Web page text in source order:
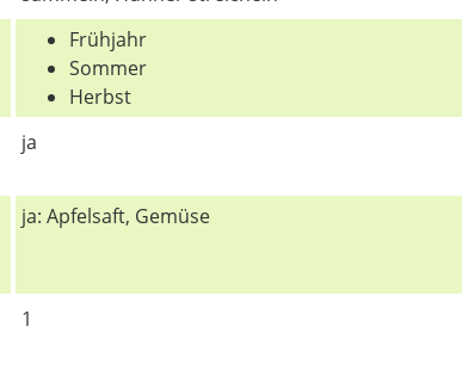
Frühjahr
Sommer
Herbst
ja
ja: Apfelsaft, Gemüse
1